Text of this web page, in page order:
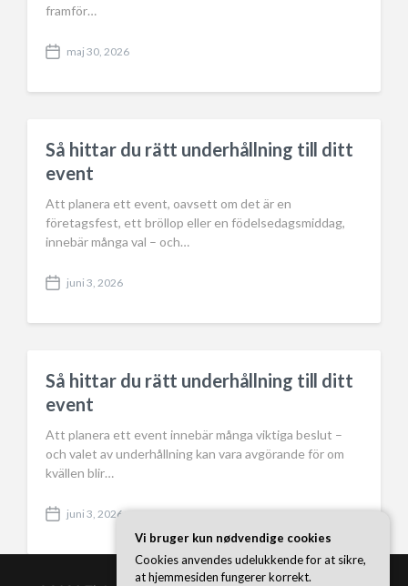
framför…
P
s
a
t
e
maj 30, 2026
Så hittar du rätt underhållning till ditt
event
Att planera ett event, oavsett om det är en
företagsfest, ett bröllop eller en födelsedagsmiddag,
innebär många val – och…
P
s
a
t
e
juni 3, 2026
Så hittar du rätt underhållning till ditt
event
Att planera ett event innebär många viktiga beslut –
och valet av underhållning kan vara avgörande för om
kvällen blir…
P
s
juni 3, 2026
Vi bruger kun nødvendige cookies
Cookies anvendes udelukkende for at sikre,
at hjemmesiden fungerer korrekt.